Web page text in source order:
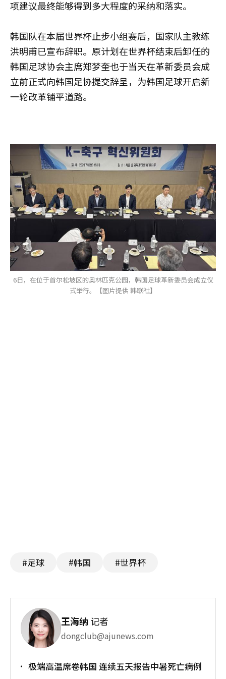
项建议最终能够得到多大程度的采纳和落实。
韩国队在本届世界杯止步小组赛后，国家队主教练
洪明甫已宣布辞职。原计划在世界杯结束后卸任的
韩国足球协会主席郑梦奎也于当天在革新委员会成
立前正式向韩国足协提交辞呈，为韩国足球开启新
一轮改革铺平道路。
6日，在位于首尔松坡区的奥林匹克公园，韩国足球革新委员会成立仪
式举行。【图片提供 韩联社】
#足球 #韩国 #世界杯
王海纳 记者
dongclub@ajunews.com
极端高温席卷韩国 连续五天报告中暑死亡病例